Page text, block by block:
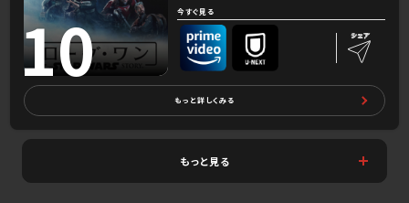
10 今すぐ見る
もっと詳しくみる
もっと見る